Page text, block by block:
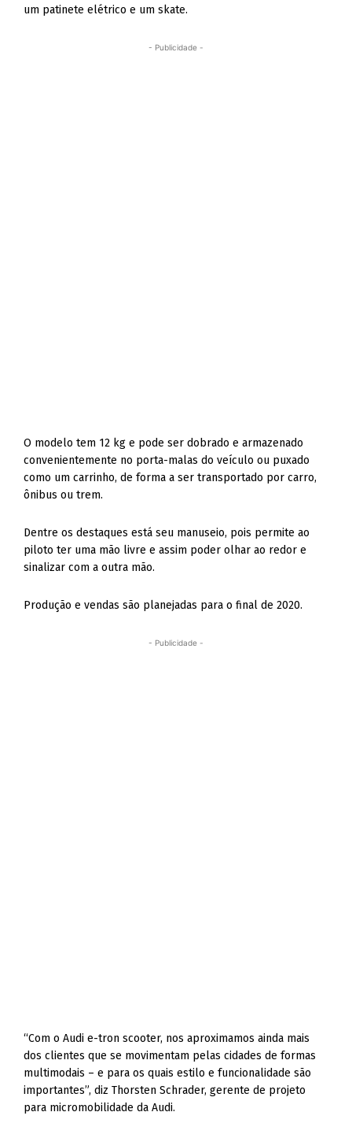
um patinete elétrico e um skate.
- Publicidade -
O modelo tem 12 kg e pode ser dobrado e armazenado
convenientemente no porta-malas do veículo ou puxado
como um carrinho, de forma a ser transportado por carro,
ônibus ou trem.
Dentre os destaques está seu manuseio, pois permite ao
piloto ter uma mão livre e assim poder olhar ao redor e
sinalizar com a outra mão.
Produção e vendas são planejadas para o final de 2020.
- Publicidade -
“Com o Audi e-tron scooter, nos aproximamos ainda mais
dos clientes que se movimentam pelas cidades de formas
multimodais – e para os quais estilo e funcionalidade são
importantes”, diz Thorsten Schrader, gerente de projeto
para micromobilidade da Audi.